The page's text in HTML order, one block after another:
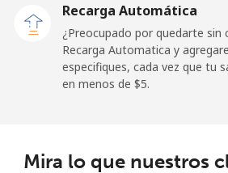
Línea fija ⁦1.5¢⁩
⁦1.5¢⁩
Recarga Automática
¿Preocupado por quedarte sin
Recarga Automatica y
especifiques, cada vez que tu
en menos de ⁦$5⁩.
Mira lo que nuestros